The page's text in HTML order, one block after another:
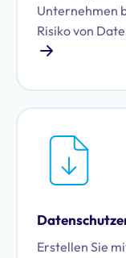
Unternehmen
Risiko von
Abmahnungen.
Erstellen Sie